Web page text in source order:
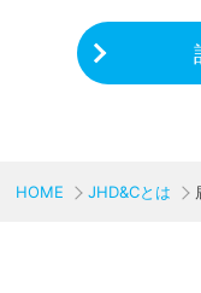
HOME JHD&Cとは